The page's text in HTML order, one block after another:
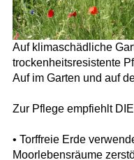
Auf klimaschädliche
trockenheitsresistente
Auf im Garten und auf
Zur Pflege empfiehlt
• Torffreie Erde
Moorlebensräume